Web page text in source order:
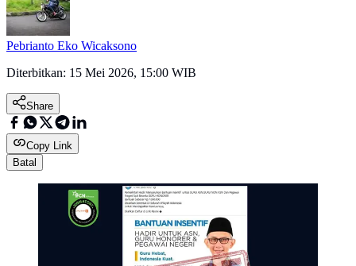
Pebrianto Eko Wicaksono
Diterbitkan: 15 Mei 2026, 15:00 WIB
Share
Copy Link
Batal